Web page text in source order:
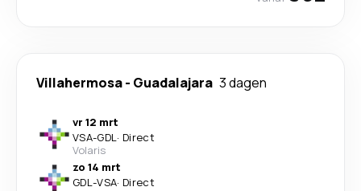
Villahermosa- Guadalajara 3 dagen
vr 12 mrt
VSA-GDL· Direct
Volaris
zo 14 mrt
GDL-VSA· Direct